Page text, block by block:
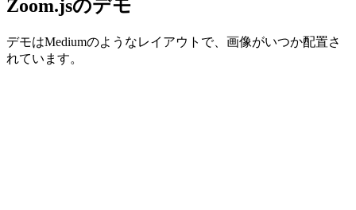
Zoom.jsのデモ
デモはMediumのようなレイアウトで、画像がいつか配置さ
れています。